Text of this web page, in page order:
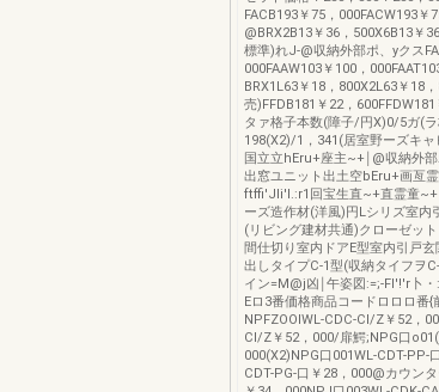
FACB193￥75，000FACW193
@BRX2B13￥36，500X6B13￥
標準)れJ-@収納外部ポ、yクス
000FAAW103￥100，
BRX1L63￥18，800X2L63￥18
売)FFDB181￥22，
タァ格子本数(障子/円X)0/5ガ(
198(X2)/1，341(居室野ーズキャ
国立立hEru+座主~+￨@収納外
出窓ユニット出土空bEru+画亙
ftffi'Jli'I.:r1回宝生直~+直霊童~+
ーズ造作材(洋風)円Lシリズ室内
(リビング建材共通)クローゼッ
間仕切り室内ドアE型室内引戸
出しタイプC-1型(収納タイフヲ
イン=M@j凶￨午姿図:=;-Fl'!'r卜
Eロ3番価格商品コードロロロ番{
NPFZOOlWL-CDC-Cl/Z￥52，
Cl/Z￥52，000/扉鰐;NPG口
000(X2)NPG口001WL-CDT-PP-
CDT-PG-口￥28，000@カウン